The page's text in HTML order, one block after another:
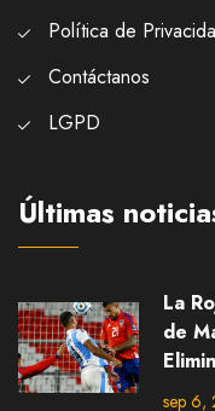
Política de
Contáctanos
LGPD
Últimas
La
de
sep 6,